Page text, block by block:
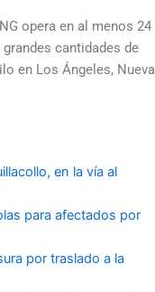
opera en al menos 24
cantidades de
en Los Ángeles, Nueva
en la vía al
para afectados por
por traslado a la